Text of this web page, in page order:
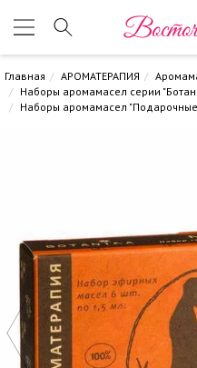
Главная АРОМАТЕРАПИЯ
Наборы аромамасел серии
Наборы аромамасел